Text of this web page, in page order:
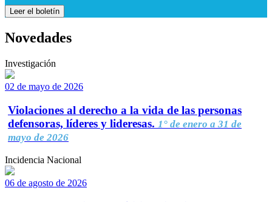
Leer el boletín
Novedades
Investigación
02 de mayo de 2026
Violaciones al derecho a la vida de las personas
defensoras, líderes y lideresas. 1° de enero a 31 de
mayo de 2026
Incidencia Nacional
06 de agosto de 2026